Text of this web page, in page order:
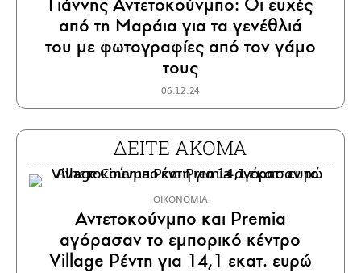
από τη Μαράια για τα γενέθλιά
του με φωτογραφίες από τον γάμο
τους
06.12.24
ΔΕΙΤΕ ΑΚΟΜΑ
ΟΙΚΟΝΟΜΙΑ
Αντετοκούνμπο και Premia
αγόρασαν το εμπορικό κέντρο
Village Ρέντη για 14,1 εκατ. ευρώ